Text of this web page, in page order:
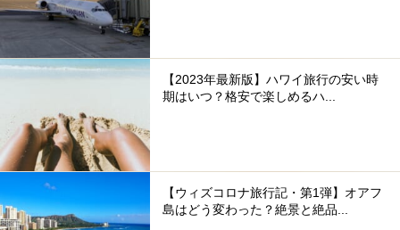
【2023年最新版】ハワイ旅行の安い時
期はいつ？格安で楽しめるハ...
【ウィズコロナ旅行記・第1弾】オアフ
島はどう変わった？絶景と絶品...